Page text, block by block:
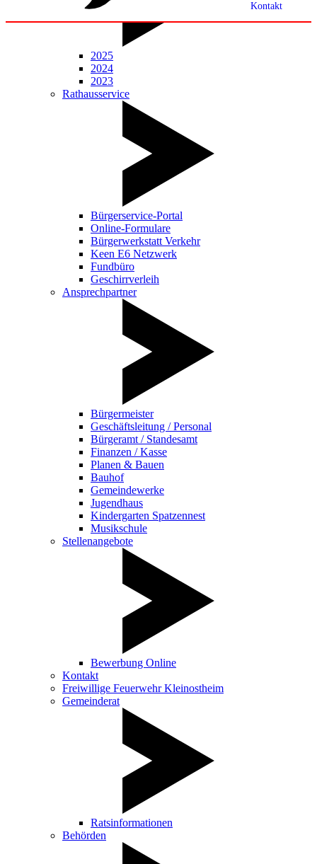
Kontakt
2025
2024
2023
Rathausservice
Bürgerservice-Portal
Online-Formulare
Bürgerwerkstatt Verkehr
Keen E6 Netzwerk
Fundbüro
Geschirrverleih
Ansprechpartner
Bürgermeister
Geschäftsleitung / Personal
Bürgeramt / Standesamt
Finanzen / Kasse
Planen & Bauen
Bauhof
Gemeindewerke
Jugendhaus
Kindergarten Spatzennest
Musikschule
Stellenangebote
Bewerbung Online
Kontakt
Freiwillige Feuerwehr Kleinostheim
Gemeinderat
Ratsinformationen
Behörden